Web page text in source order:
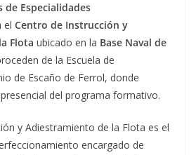
de Especialidades
el Centro de Instrucción y
Flota ubicado en la Base Naval de
de la Escuela de
de Escaño de Ferrol, donde
del programa formativo.
y Adiestramiento de la Flota es el
encargado de